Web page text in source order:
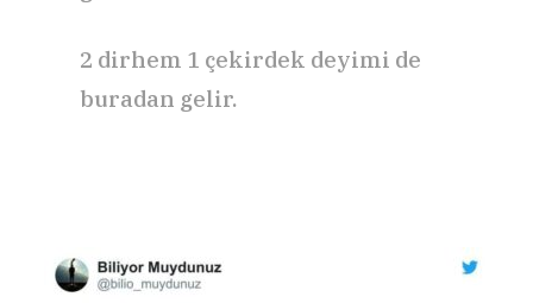
2 dirhem 1 çekirdek deyimi de
buradan gelir.